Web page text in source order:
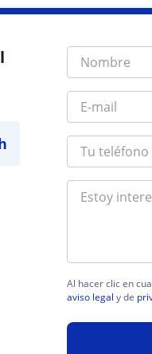
Al hacer clic en
aviso legal y de